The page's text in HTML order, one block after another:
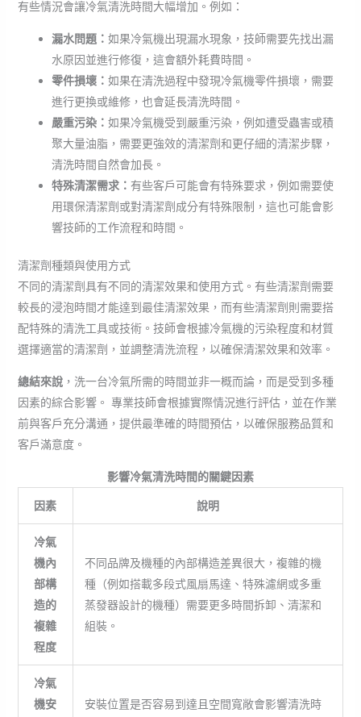
有些情況會讓冷氣清洗時間大幅增加。例如：
漏水問題： 如果冷氣機出現漏水現象，技師需要先找出漏
水原因並進行修復，這會額外耗費時間。
零件損壞： 如果在清洗過程中發現冷氣機零件損壞，需要
進行更換或維修，也會延長清洗時間。
嚴重污染： 如果冷氣機受到嚴重污染，例如遭受蟲害或積
聚大量油脂，需要更強效的清潔劑和更仔細的清潔步驟，
清洗時間自然會加長。
特殊清潔需求： 有些客戶可能會有特殊要求，例如需要使
用環保清潔劑或對清潔劑成分有特殊限制，這也可能會影
響技師的工作流程和時間。
清潔劑種類與使用方式
不同的清潔劑具有不同的清潔效果和使用方式。有些清潔劑需要
較長的浸泡時間才能達到最佳清潔效果，而有些清潔劑則需要搭
配特殊的清洗工具或技術。技師會根據冷氣機的污染程度和材質
選擇適當的清潔劑，並調整清洗流程，以確保清潔效果和效率。
總結來說，洗一台冷氣所需的時間並非一概而論，而是受到多種
因素的綜合影響。 專業技師會根據實際情況進行評估，並在作業
前與客戶充分溝通，提供最準確的時間預估，以確保服務品質和
客戶滿意度。
影響冷氣清洗時間的關鍵因素
因素
說明
冷氣
機內
部構
造的
複雜
程度
不同品牌及機種的內部構造差異很大，複雜的機
種（例如搭載多段式風扇馬達、特殊濾網或多重
蒸發器設計的機種）需要更多時間拆卸、清潔和
組裝。
冷氣
機安
安裝位置是否容易到達且空間寬敞會影響清洗時